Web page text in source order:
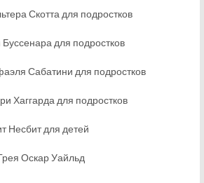
Скотта для подростков
для подростков
Сабатини для подростков
Хаггарда для подростков
Несбит для детей
Оскар Уайльд